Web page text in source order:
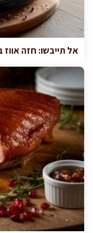
אל תייבשו: חזה אווז